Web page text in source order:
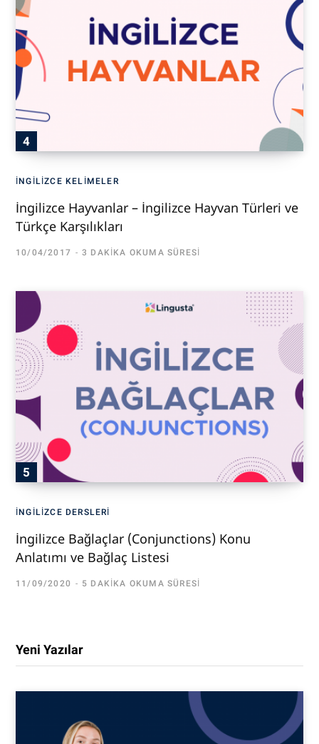
İNGILIZCE KELIMELER
İngilizce Hayvanlar – İngilizce Hayvan Türleri ve
Türkçe Karşılıkları
10/04/2017 3 DAKIKA OKUMA SÜRESI
İNGILIZCE DERSLERI
İngilizce Bağlaçlar (Conjunctions) Konu
Anlatımı ve Bağlaç Listesi
11/09/2020 5 DAKIKA OKUMA SÜRESI
Yeni Yazılar